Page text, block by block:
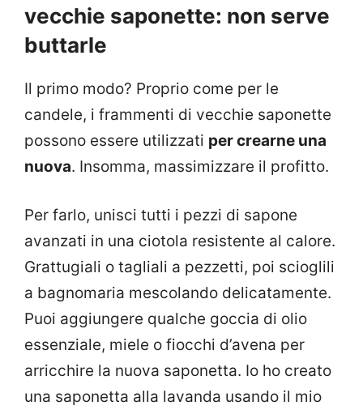
vecchie saponette: non serve
buttarle
Il primo modo? Proprio come per le
candele, i frammenti di vecchie saponette
possono essere utilizzati per crearne una
nuova. Insomma, massimizzare il profitto.
Per farlo, unisci tutti i pezzi di sapone
avanzati in una ciotola resistente al calore.
Grattugiali o tagliali a pezzetti, poi scioglili
a bagnomaria mescolando delicatamente.
Puoi aggiungere qualche goccia di olio
essenziale, miele o fiocchi d’avena per
arricchire la nuova saponetta. Io ho creato
una saponetta alla lavanda usando il mio